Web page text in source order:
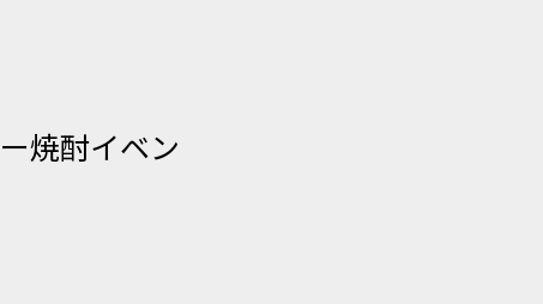
焼酎イベン
をはじめとする個人情報の保
、収集するにあたっては、
用目的を予め公表するか、